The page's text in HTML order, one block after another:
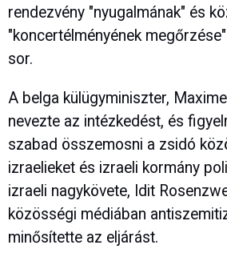
rendezvény "nyugalmának" és
"koncertélményének
sor.
A belga külügyminiszter,
nevezte az intézkedést, és
szabad összemosni a zsidó
izraelieket és izraeli kormány
izraeli nagykövete, Idit
közösségi médiában
minősítette az eljárást.